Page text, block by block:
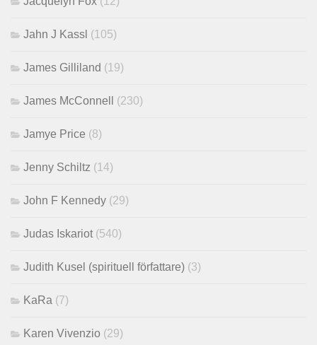
Jahn J Kassl (105)
James Gilliland (19)
James McConnell (230)
Jamye Price (8)
Jenny Schiltz (14)
John F Kennedy (29)
Judas Iskariot (540)
Judith Kusel (spirituell författare) (3)
KaRa (7)
Karen Vivenzio (29)